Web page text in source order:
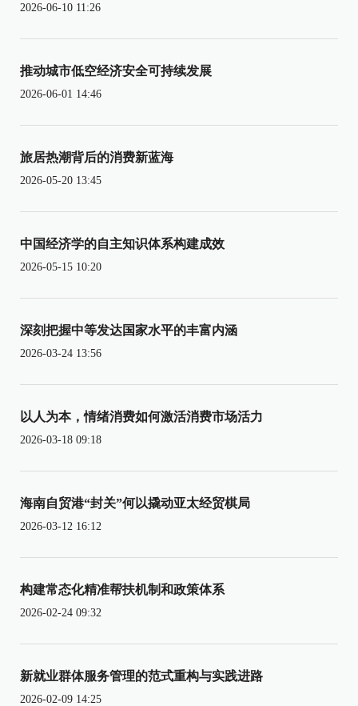
2026-06-10 11:26
推动城市低空经济安全可持续发展
2026-06-01 14:46
旅居热潮背后的消费新蓝海
2026-05-20 13:45
中国经济学的自主知识体系构建成效
2026-05-15 10:20
深刻把握中等发达国家水平的丰富内涵
2026-03-24 13:56
以人为本，情绪消费如何激活消费市场活力
2026-03-18 09:18
海南自贸港“封关”何以撬动亚太经贸棋局
2026-03-12 16:12
构建常态化精准帮扶机制和政策体系
2026-02-24 09:32
新就业群体服务管理的范式重构与实践进路
2026-02-09 14:25